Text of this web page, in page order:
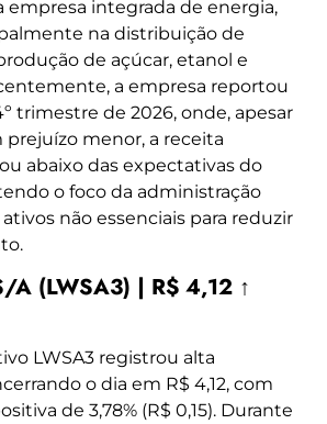
empresa integrada de energia,
na distribuição de
de açúcar, etanol e
a empresa reportou
trimestre de 2026, onde, apesar
menor, a receita
abaixo das expectativas do
o foco da administração
não essenciais para reduzir
A (LWSA3) | R$ 4,12 ↑
LWSA3 registrou alta
o dia em R$ 4,12, com
de 3,78% (R$ 0,15). Durante